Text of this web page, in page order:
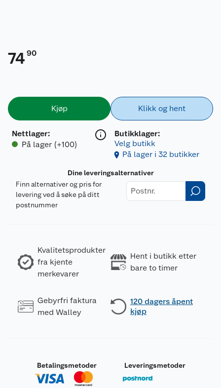
74 90
Kjøp
Nettlager:
På lager (+100)
Klikk og hent
Butikklager:
Velg butikk
På lager i 32 butikker
Dine leveringsalternativer
Finn alternativer og pris for
levering ved å søke på ditt
postnummer
Kvalitetsprodukter
fra kjente
merkevarer
Hent i butikk etter
bare to timer
Gebyrfri faktura
med Walley
120 dagers åpent
kjøp
Betalingsmetoder Leveringsmetoder